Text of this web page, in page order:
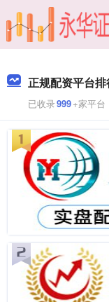
正规配资平台排
已收录999+家平台